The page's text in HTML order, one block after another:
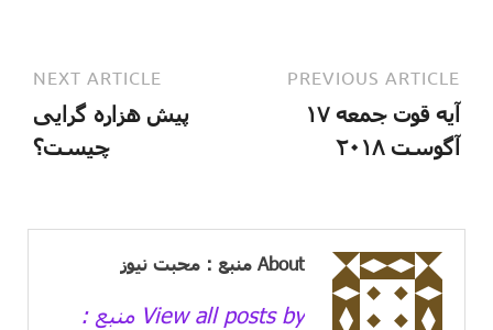
PREVIOUS ARTICLE
آیه قوت جمعه ۱۷
آگوست ۲۰۱۸
NEXT ARTICLE
پیش هزاره گرایی
چیست؟
About منبع : محبت نیوز
View all posts by منبع :